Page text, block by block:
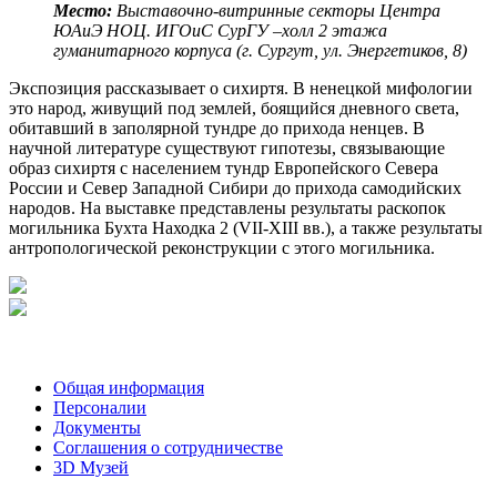
Место: Выставочно-витринные секторы Центра
ЮАиЭ НОЦ. ИГОиС СурГУ –холл 2 этажа
гуманитарного корпуса (г. Сургут, ул. Энергетиков, 8)
Экспозиция рассказывает о сихиртя. В ненецкой мифологии
это народ, живущий под землей, боящийся дневного света,
обитавший в заполярной тундре до прихода ненцев. В
научной литературе существуют гипотезы, связывающие
образ сихиртя с населением тундр Европейского Севера
России и Север Западной Сибири до прихода самодийских
народов. На выставке представлены результаты раскопок
могильника Бухта Находка 2 (VII-XIII вв.), а также результаты
антропологической реконструкции с этого могильника.
Общая информация
Персоналии
Документы
Соглашения о сотрудничестве
3D Музей